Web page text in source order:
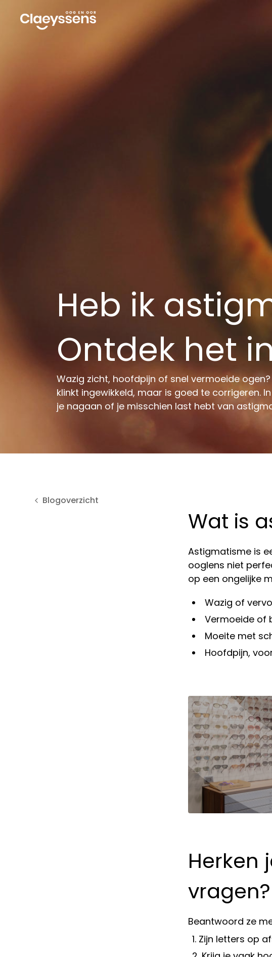
Heb ik
Ontdek het
Wazig zicht, hoofdpijn of snel vermoeide
klinkt ingewikkeld, maar is goed te corrigeren.
je nagaan of je misschien last hebt van
Blogoverzicht
Wat is
Astigmatisme is
ooglens niet
op een ongelijke
Wazig of
Vermoeide of
Moeite met
Hoofdpijn,
Herken
vragen?
Beantwoord ze
Zijn letters op